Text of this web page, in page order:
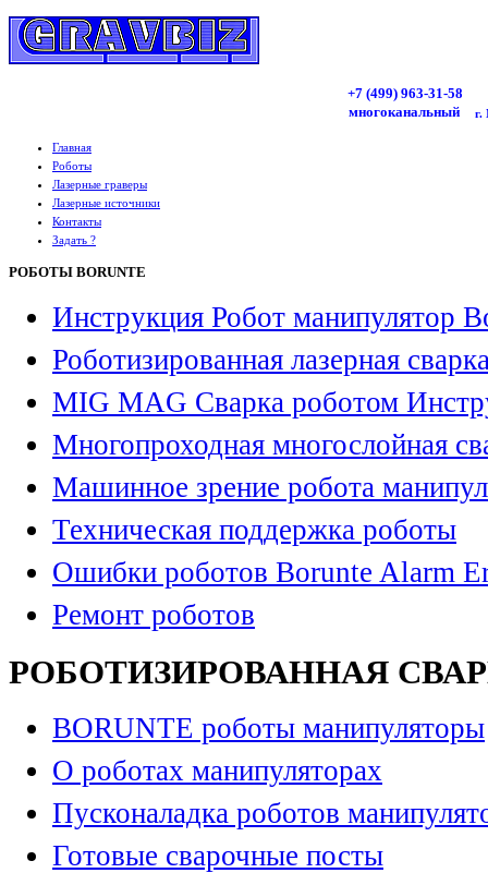
+7 (499) 963-31-58
многоканальный
г.
Главная
Роботы
Лазерные граверы
Лазерные источники
Контакты
Задать ?
РОБОТЫ BORUNTE
Инструкция Робот манипулятор
Роботизированная лазерная
MIG MAG Сварка роботом
Многопроходная многослойная
Машинное зрение робота
Техническая поддержка роботы
Ошибки роботов Borunte Alarm
Ремонт роботов
РОБОТИЗИРОВАННАЯ
BORUNTE роботы манипуляторы
О роботах манипуляторах
Пусконаладка роботов
Готовые сварочные посты